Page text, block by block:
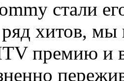
стали
хитов,
премию и